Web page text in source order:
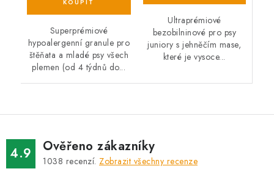
Superprémiové
hypoalergenní granule pro
štěňata a mladé psy všech
plemen (od 4 týdnů do...
Ultraprémiové
bezobilninové pro psy
juniory s jehněčím mase,
které je vysoce...
4.9 Ověřeno zákazníky
1038 recenzí. Zobrazit všechny recenze